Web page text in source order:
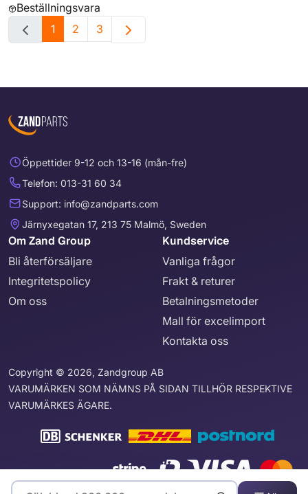
Beställningsvara
1
2 3
Öppettider 9-12 och 13-16 (mån-fre)
Telefon: 013-31 60 34
Support: info@zandparts.com
Järnyxegatan 17, 213 75 Malmö, Sweden
Om Zand Group
Bli återförsäljare
Integritetspolicy
Om oss
Kundservice
Vanliga frågor
Frakt & returer
Betalningsmetoder
Mall för excelimport
Kontakta oss
Copyright © 2026, Zandgroup AB
VARUMÄRKEN SOM NÄMNS PÅ SIDAN TILLHÖR RESPEKTIVE
VARUMÄRKES ÄGARE.